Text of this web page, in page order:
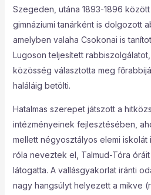
Szegeden, utána 1893-1896
gimnáziumi tanárként is dolgozott
amelyben valaha Csokonai is
Lugoson teljesített
közösség választotta meg
haláláig betölti.
Hatalmas szerepet játszott a
intézményeinek fejlesztésében,
mellett négyosztályos elemi
róla neveztek el, Talmud-Tóra
látogatta. A vallásgyakorlat iránti
nagy hangsúlyt helyezett a mikve